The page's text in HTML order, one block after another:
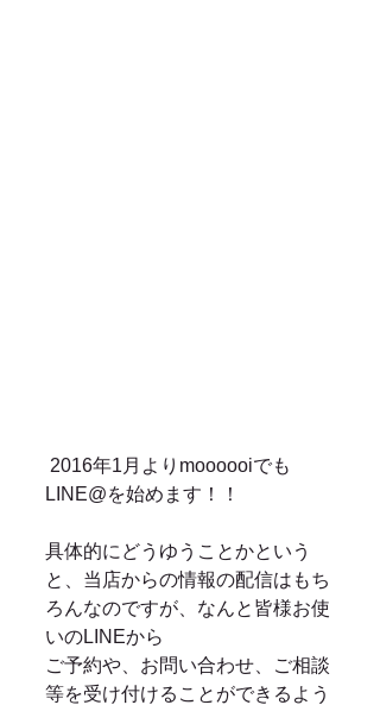
LINE@を始めます！！
具体的にどうゆうことかという
と、当店からの情報の配信はもち
ろんなのですが、なんと皆様お使
いのLINEから
ご予約や、お問い合わせ、ご相談
等を受け付けることができるよう